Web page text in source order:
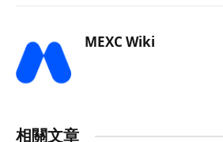
MEXC Wiki
相關文章